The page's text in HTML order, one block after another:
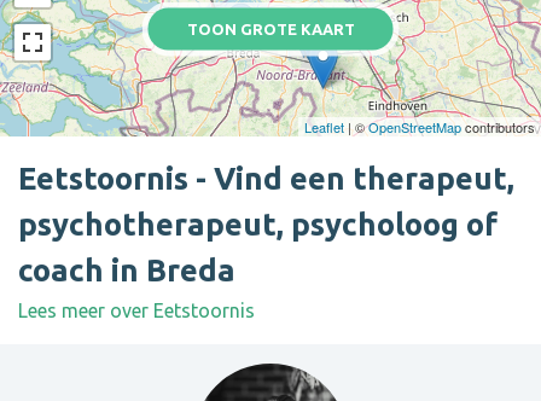
TOON GROTE KAART
Leaflet| ©OpenStreetMapcontributors
Eetstoornis - Vind een therapeut,
psychotherapeut, psycholoog of
coach in Breda
Lees meer over Eetstoornis